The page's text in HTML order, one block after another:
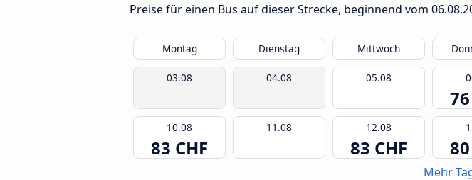
Preise für einen Bus auf dieser Strecke, beginnend vom
Montag Dienstag Mittwoch
03.08 04.08 05.08
10.08
83 CHF
11.08 12.08
83 CHF
Mehr